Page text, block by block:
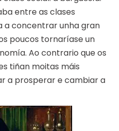
entre as clases
a concentrar unha gran
poucos tornaríase un
Ao contrario que os
tiñan moitas máis
a prosperar e cambiar a